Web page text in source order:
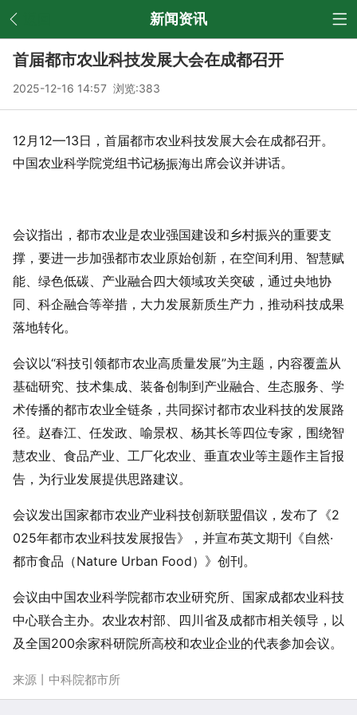
新闻资讯
首届都市农业科技发展大会在成都召开
2025-12-16 14:57 浏览:383
12月12—13日，首届都市农业科技发展大会在成都召开。
中国农业科学院党组书记杨振海出席会议并讲话。
会议指出，都市农业是农业强国建设和乡村振兴的重要支
撑，要进一步加强都市农业原始创新，在空间利用、智慧赋
能、绿色低碳、产业融合四大领域攻关突破，通过央地协
同、科企融合等举措，大力发展新质生产力，推动科技成果
落地转化。
会议以“科技引领都市农业高质量发展”为主题，内容覆盖从
基础研究、技术集成、装备创制到产业融合、生态服务、学
术传播的都市农业全链条，共同探讨都市农业科技的发展路
径。赵春江、任发政、喻景权、杨其长等四位专家，围绕智
慧农业、食品产业、工厂化农业、垂直农业等主题作主旨报
告，为行业发展提供思路建议。
会议发出国家都市农业产业科技创新联盟倡议，发布了《2
025年都市农业科技发展报告》，并宣布英文期刊《自然·
都市食品（Nature Urban Food）》创刊。
会议由中国农业科学院都市农业研究所、国家成都农业科技
中心联合主办。农业农村部、四川省及成都市相关领导，以
及全国200余家科研院所高校和农业企业的代表参加会议。
来源 丨中科院都市所